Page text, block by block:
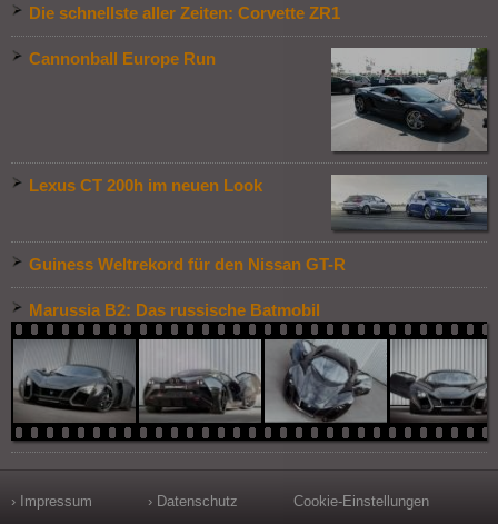
Die schnellste aller Zeiten: Corvette ZR1
Cannonball Europe Run
Lexus CT 200h im neuen Look
Guiness Weltrekord für den Nissan GT-R
Marussia B2: Das russische Batmobil
› Impressum › Datenschutz Cookie-Einstellungen